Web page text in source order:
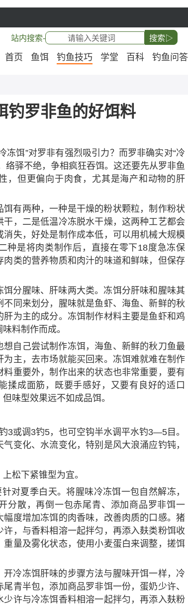
站内搜索- 搜索▷
首页 鱼饵 钓鱼技巧 学堂 百科 钓鱼问答
钓罗非鱼的好饵料
冻饵”对罗非有强烈吸引力？而罗非确实对“冷
络驿不绝，争相疯狂吞饵。这还要先从罗非鱼
，但更偏向于肉食，尤其是海产和动物的肝
饵有两种，一种是干燥的粉状颗粒，制作粉状
，二是低温冷冻脱水干燥，这两种工艺都会
失，好处是制作成本低，可以用机械大规模
种是将肉类制作后，直接在零下18度急冻保
类的营养物质和肉汁的味道和鲜味，但保存
饵分腥味、肝味两大类。冻饵分肝味和腥味其
同来划分，腥味就是鱼虾、海鱼、新鲜的秋
为主的成分。冻饵制作材料主要是鱼虾和鸡
料制作而成。
想自己尝试制作冻饵，海鱼、新鲜的秋刀鱼最
主，去市场就能买回来。冻饵难就难在制作
料重要外，制作出来的状态也非常重要，要有
揉成面筋，既要手感好，又要有良好的适口
味型效果远不如成品饵。
3或调3钓5，也可空钩半水调平水钓3—5目。
变化、水流变化，特别是风大浪涌应钓钝，
松下紧锥型为宜。
对夏季白天。将腥味冷冻饵一包自然解冻，
分散，再倒一包赤尾青、添加商品罗非饵一
度增加冻饵的肉香味，改善肉质的口感。猪
许，与香料相溶一起拌匀，再添入麸类粉饵收
重量及雾化状态，使用小麦蛋白来调整，搓饵
冷冻饵肝味的步骤方法与腥味开饵一样，冷
青半包，添加商品罗非饵一份，蛋奶少许、
许与冷冻饵香料相溶一起拌匀，再添入麸粉